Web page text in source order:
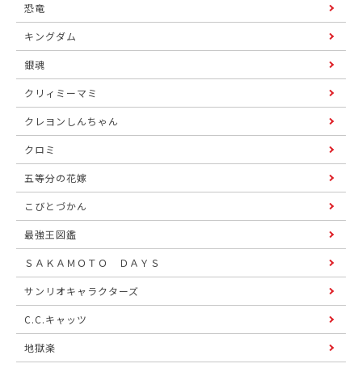
恐竜
キングダム
銀魂
クリィミーマミ
クレヨンしんちゃん
クロミ
五等分の花嫁
こびとづかん
最強王図鑑
ＳＡＫＡＭＯＴＯ ＤＡＹＳ
サンリオキャラクターズ
C.C.キャッツ
地獄楽